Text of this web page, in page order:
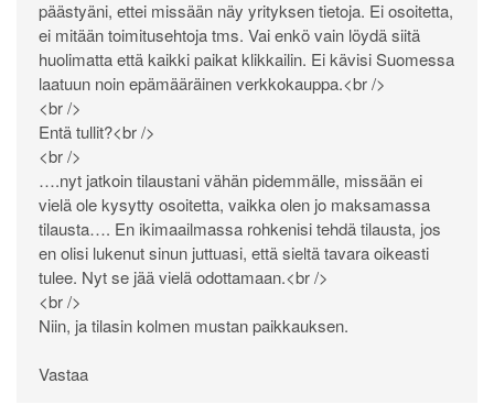
päästyäni, ettei missään näy yrityksen tietoja. Ei osoitetta,
ei mitään toimitusehtoja tms. Vai enkö vain löydä siitä
huolimatta että kaikki paikat klikkailin. Ei kävisi Suomessa
laatuun noin epämääräinen verkkokauppa.<br />
<br />
Entä tullit?<br />
<br />
….nyt jatkoin tilaustani vähän pidemmälle, missään ei
vielä ole kysytty osoitetta, vaikka olen jo maksamassa
tilausta…. En ikimaailmassa rohkenisi tehdä tilausta, jos
en olisi lukenut sinun juttuasi, että sieltä tavara oikeasti
tulee. Nyt se jää vielä odottamaan.<br />
<br />
Niin, ja tilasin kolmen mustan paikkauksen.
Vastaa